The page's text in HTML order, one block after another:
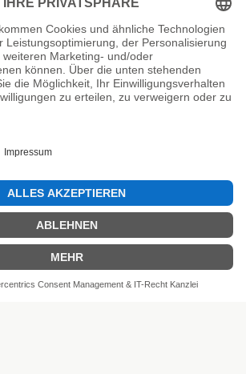
Unsere Prüfsiegel